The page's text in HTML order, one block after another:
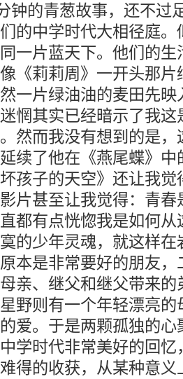
钟的青葱故事，还不过
的中学时代大相径庭
一片蓝天下。他们的
《莉莉周》一开头那
一片绿油油的麦田先
惘其实已经暗示了我
然而我没有想到的是
续了他在《燕尾蝶》
孩子的天空》还让我
片甚至让我觉得：青
都有点恍惚我是如何
的少年灵魂，就这样
本是非常要好的朋友
亲、继父和继父带来
野则有一个年轻漂亮
爱。于是两颗孤独的
学时代非常美好的回
得的收获，从某种意